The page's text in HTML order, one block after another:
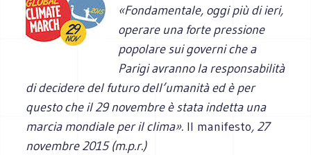
«Fondamentale, oggi più di ieri,
operare una forte pressione
popolare sui governi che a
Parigi avranno la responsabilità
di decidere del futuro dell’umanità ed è per
questo che il 29 novembre è stata indetta una
marcia mondiale per il clima». Il manifesto, 27
novembre 2015 (m.p.r.)